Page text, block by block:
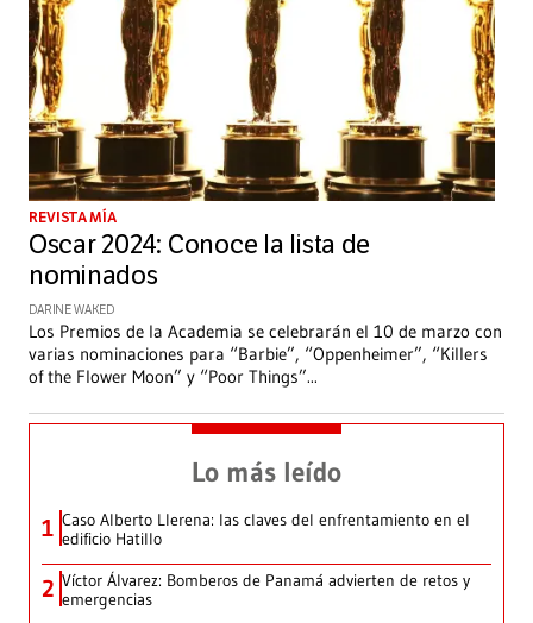
REVISTA MÍA
Oscar 2024: Conoce la lista de
nominados
DARINE WAKED
Los Premios de la Academia se celebrarán el 10 de marzo con
varias nominaciones para “Barbie”, “Oppenheimer”, “Killers
of the Flower Moon” y “Poor Things”...
Lo más leído
1 Caso Alberto Llerena: las claves del enfrentamiento en el
edificio Hatillo
2 Víctor Álvarez: Bomberos de Panamá advierten de retos y
emergencias